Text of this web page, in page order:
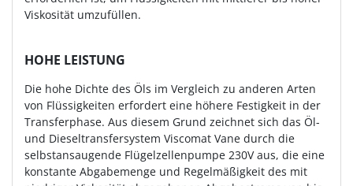
Viskosität umzufüllen.
HOHE LEISTUNG
Die hohe Dichte des Öls im Vergleich zu anderen Arten
von Flüssigkeiten erfordert eine höhere Festigkeit in der
Transferphase. Aus diesem Grund zeichnet sich das Öl-
und Dieseltransfersystem Viscomat Vane durch die
selbstansaugende Flügelzellenpumpe 230V aus, die eine
konstante Abgabemenge und Regelmäßigkeit des mit